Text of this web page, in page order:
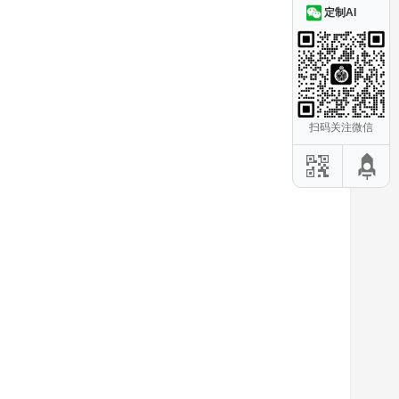
定制AI
扫码关注微信